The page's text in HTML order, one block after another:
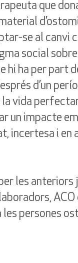
que
se al canvi
social
hi ha per part
d’un
la vida
un impacte
incertesa i en
les anteriors
les persones